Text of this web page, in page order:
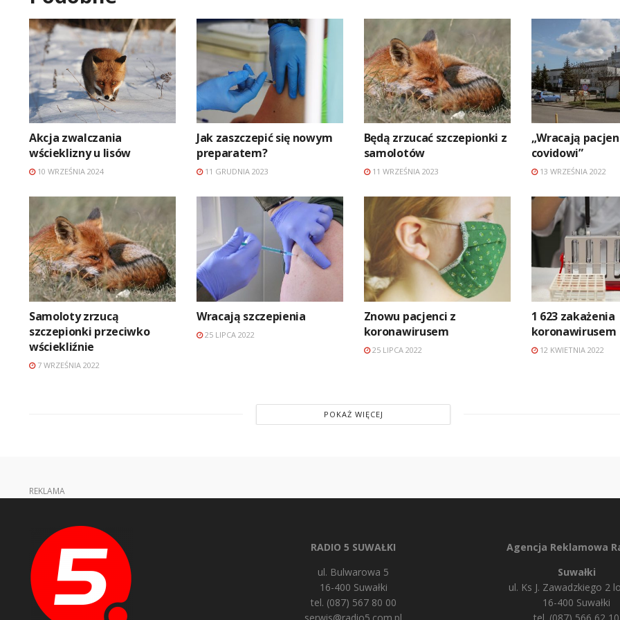
Akcja zwalczania
wścieklizny u lisów
10 WRZEŚNIA 2024
Jak zaszczepić się nowym
preparatem?
11 GRUDNIA 2023
Będą zrzucać szczepionki z
samolotów
11 WRZEŚNIA 2023
„Wracają
covidowi”
13 WRZEŚNIA 2022
Samoloty zrzucą
szczepionki przeciwko
wściekliźnie
7 WRZEŚNIA 2022
Wracają szczepienia
25 LIPCA 2022
Znowu pacjenci z
koronawirusem
25 LIPCA 2022
1 623 zakażenia
koronawirusem
12 KWIETNIA 2022
POKAŻ WIĘCEJ
REKLAMA
RADIO 5 SUWAŁKI
ul. Bulwarowa 5
16-400 Suwałki
tel. (087) 567 80 00
serwis@radio5.com.pl
Agencja Reklamowa
Suwałki
ul. Ks J. Zawadzkiego 2
16-400 Suwałki
tel. (087) 566 62 10